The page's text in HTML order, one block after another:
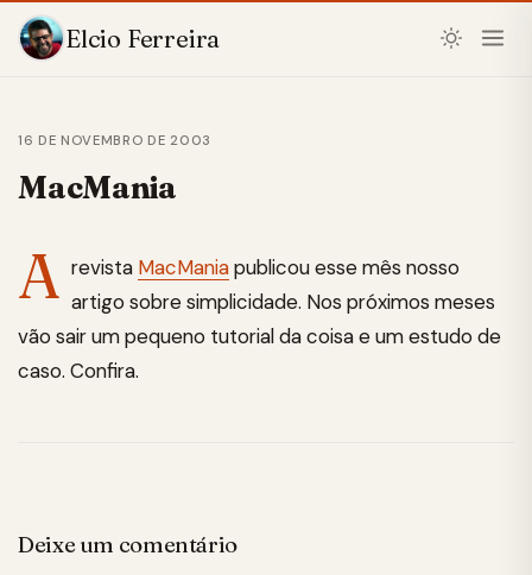
Elcio Ferreira
16 DE NOVEMBRO DE 2003
MacMania
A revista MacManiapublicou esse mês nosso
artigo sobre simplicidade. Nos próximos meses
vão sair um pequeno tutorial da coisa e um estudo de
caso. Confira.
Deixe um comentário